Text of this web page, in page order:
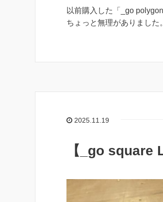
以前購入した「_go
ちょっと無理がありました。
2025.11.19
【_go square